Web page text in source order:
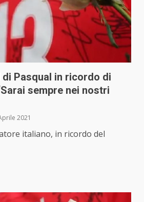
Pasqual in ricordo di
sempre nei nostri
2021
italiano, in ricordo del